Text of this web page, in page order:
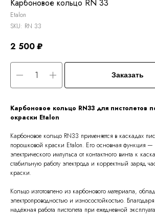
Карбоновое кольцо RN 33
Etalon
SKU: RN 33
2 500₽
Заказать
Карбоновое кольцо RN33 для пистолетов
окраски Etalon
Карбоновое кольцо RN33 применяется в каскадах
порошковой краски Etalon. Его основная функция —
электрического импульса от контактного винта к
стабильную работу электрода и корректный заряд
краски.
Кольцо изготовлено из карбонового материала,
электропроводностью и износостойкостью. Благодаря
надёжная работа пистолета при ежедневной